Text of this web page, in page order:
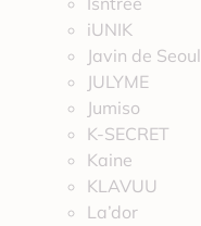
iUNIK
Javin de Seoul
JULYME
Jumiso
K-SECRET
Kaine
KLAVUU
La’dor